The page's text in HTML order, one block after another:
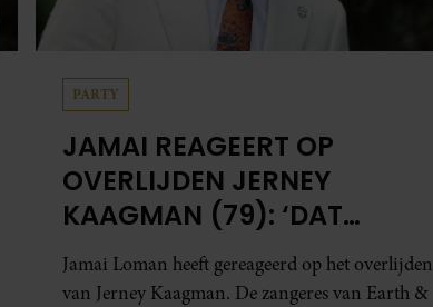
PARTY
JAMAI REAGEERT OP
OVERLIJDEN JERNEY
KAAGMAN (79): ‘DAT
VERTROUWEN ZAL IK NOOIT
VERGETEN’
Jamai Loman heeft gereageerd op het overlijden
van Jerney Kaagman. De zangeres van Earth &